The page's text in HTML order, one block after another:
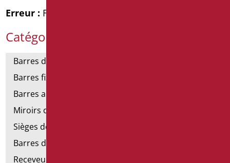
Catégories de produits
Barres de support
Barres fixes et rabattables
Barres angulaires pour douches et baignoires
Miroirs de salle de bains
Sièges de douche et de baignoire
Barres de douche
Receveurs et cabines de douche
Erreur : Formulaire de contact non trouvé !